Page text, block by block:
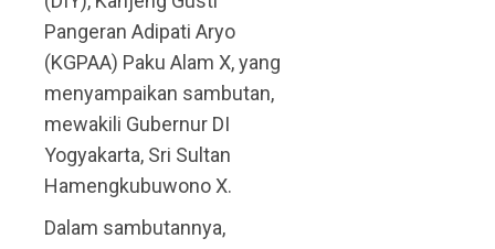
Pangeran Adipati Aryo
(KGPAA) Paku Alam X, yang
menyampaikan sambutan,
mewakili Gubernur DI
Yogyakarta, Sri Sultan
Hamengkubuwono X.
Dalam sambutannya,